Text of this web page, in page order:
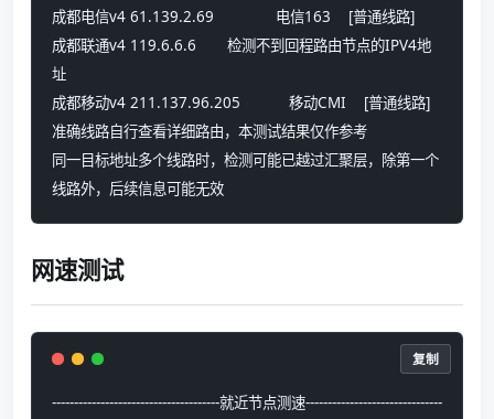
成都电信v4 61.139.2.69              电信163    [普通线路]
成都联通v4 119.6.6.6       检测不到回程路由节点的IPV4地
址
成都移动v4 211.137.96.205           移动CMI    [普通线路]
准确线路自行查看详细路由，本测试结果仅作参考
同一目标地址多个线路时，检测可能已越过汇聚层，除第一个
线路外，后续信息可能无效
网速测试
--------------------------------------就近节点测速-------------------------------
复制